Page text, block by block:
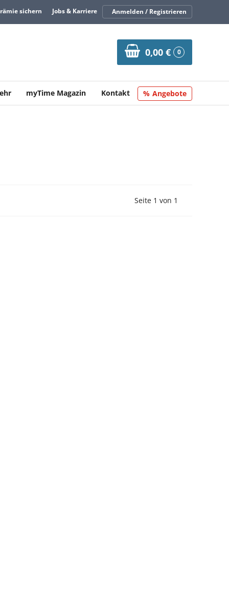
sichern Jobs & Karriere Anmelden / Registrieren
0,00 € 0
myTime Magazin Kontakt Angebote
Vorherige Seite
Seite 1 von 1